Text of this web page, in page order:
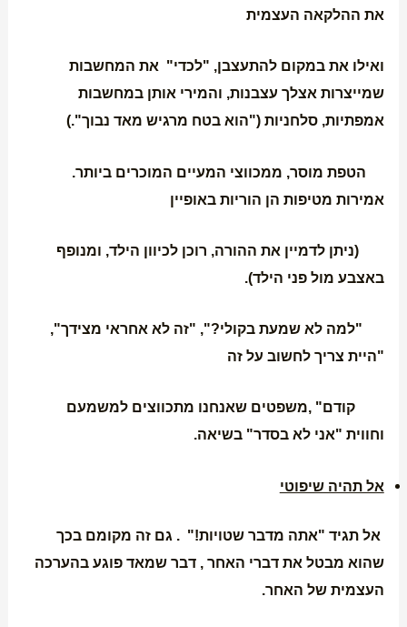
את ההלקאה העצמית
ואילו את במקום להתעצבן, "לכדי" את המחשבות
שמייצרות אצלך עצבנות, והמירי אותן במחשבות
אמפתיות, סלחניות ("הוא בטח מרגיש מאד נבוך".)
הטפת מוסר, ממכווצי המעיים המוכרים ביותר.
אמירות מטיפות הן הוריות באופיין
(ניתן לדמיין את ההורה, רוכן לכיוון הילד, ומנופף
באצבע מול פני הילד).
"למה לא שמעת בקולי?", "זה לא אחראי מצידך",
"היית צריך לחשוב על זה
קודם" ,משפטים שאנחנו מתכווצים למשמעם
וחווית "אני לא בסדר" בשיאה.
אל תהיה שיפוטי
אל תגיד "אתה מדבר שטויות!" . גם זה מקומם בכך
שהוא מבטל את דברי האחר , דבר שמאד פוגע בהערכה
העצמית של האחר.